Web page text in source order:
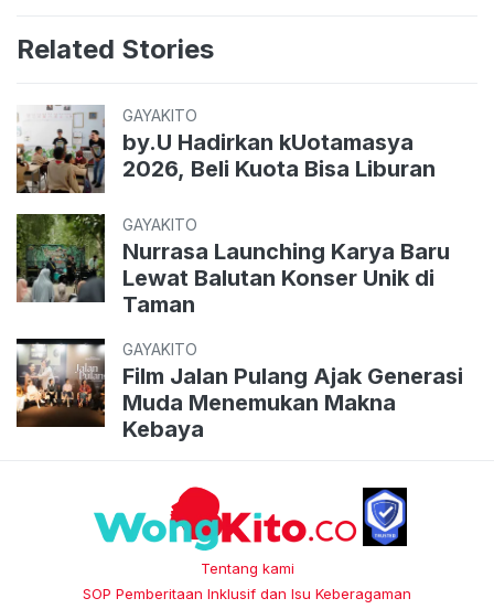
Related Stories
GAYAKITO
by.U Hadirkan kUotamasya
2026, Beli Kuota Bisa Liburan
GAYAKITO
Nurrasa Launching Karya Baru
Lewat Balutan Konser Unik di
Taman
GAYAKITO
Film Jalan Pulang Ajak Generasi
Muda Menemukan Makna
Kebaya
Tentang kami
SOP Pemberitaan Inklusif dan Isu Keberagaman